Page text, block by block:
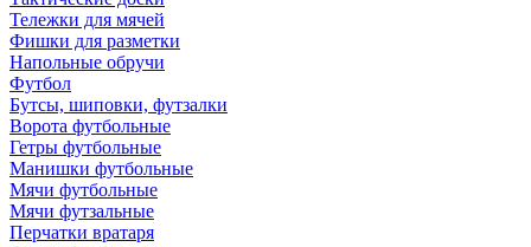
Тележки для мячей
Фишки для разметки
Напольные обручи
Футбол
Бутсы, шиповки, футзалки
Ворота футбольные
Гетры футбольные
Манишки футбольные
Мячи футбольные
Мячи футзальные
Перчатки вратаря